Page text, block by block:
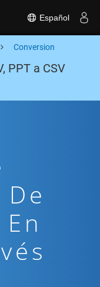
Español
Conversion
PPT a CSV